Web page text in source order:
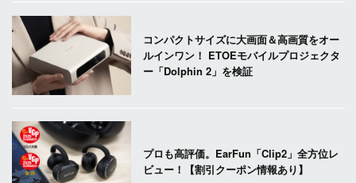
コンパクトサイズに大画面＆高画質をオー
ルインワン！ ETOEモバイルプロジェクタ
ー「Dolphin 2」を検証
プロも高評価。EarFun「Clip2」全方位レ
ビュー！【割引クーポン情報あり】